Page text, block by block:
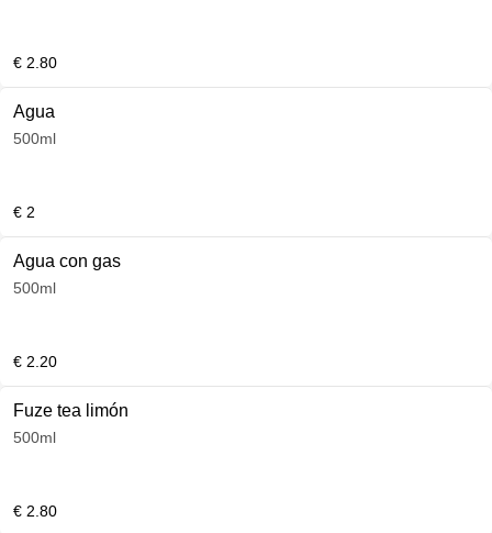
€ 2.80
Agua
500ml
€ 2
Agua con gas
500ml
€ 2.20
Fuze tea limón
500ml
€ 2.80